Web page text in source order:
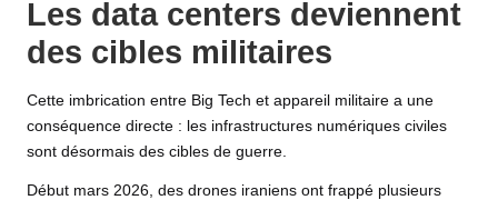
Les data centers deviennent
des cibles militaires
Cette imbrication entre Big Tech et appareil militaire a une
conséquence directe : les infrastructures numériques civiles
sont désormais des cibles de guerre.
Début mars 2026, des drones iraniens ont frappé plusieurs